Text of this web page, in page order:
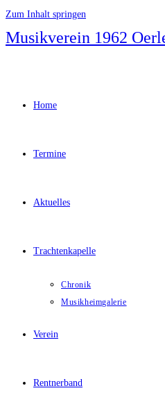
Zum Inhalt springen
Musikverein 1962
Home
Termine
Aktuelles
Trachtenkapelle
Chronik
Musikheimgalerie
Verein
Rentnerband